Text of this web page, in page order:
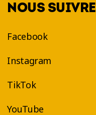
NOUS SUIVRE
Facebook
Instagram
TikTok
YouTube